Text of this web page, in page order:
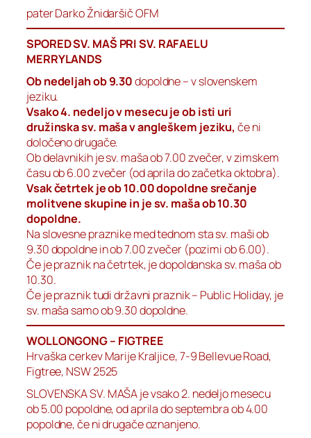
pater Darko Žnidaršič OFM
SPORED SV. MAŠ PRI SV. RAFAELU
MERRYLANDS
Ob nedeljah ob 9.30dopoldne – v slovenskem
jeziku.
Vsako 4. nedeljo v mesecu je ob isti uri
družinska sv. maša v angleškem jeziku, če ni
določeno drugače.
Ob delavnikih je sv. maša ob 7.00 zvečer, v zimskem
času ob 6.00 zvečer (od aprila do začetka oktobra).
Vsak četrtek je ob 10.00 dopoldne srečanje
molitvene skupine in je sv. maša ob 10.30
dopoldne.
Na slovesne praznike med tednom sta sv. maši ob
9.30 dopoldne in ob 7.00 zvečer (pozimi ob 6.00).
Če je praznik na četrtek, je dopoldanska sv. maša ob
10.30.
Če je praznik tudi državni praznik – Public Holiday, je
sv. maša samo ob 9.30 dopoldne.
WOLLONGONG – FIGTREE
Hrvaška cerkev Marije Kraljice, 7-9 Bellevue Road,
Figtree, NSW 2525
SLOVENSKA SV. MAŠA je vsako 2. nedeljo mesecu
ob 5.00 popoldne, od aprila do septembra ob 4.00
popoldne, če ni drugače oznanjeno.